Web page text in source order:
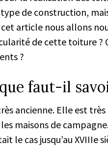
de construction,
article nous allons
de cette toiture ?
?
faut-il
ancienne. Elle est
maisons de
le cas jusqu’au XVIIIe